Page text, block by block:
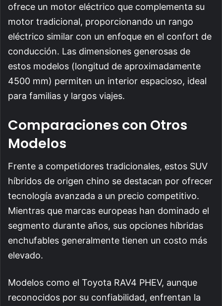
ofrece un motor eléctrico que complementa su
motor tradicional, proporcionando un rango
eléctrico similar con un enfoque en el confort de
conducción. Las dimensiones generosas de
estos modelos (longitud de aproximadamente
4500 mm) permiten un interior espacioso, ideal
para familias y largos viajes.
Comparaciones con Otros
Modelos
Frente a competidores tradicionales, estos SUV
híbridos de origen chino se destacan por ofrecer
tecnología avanzada a un precio competitivo.
Mientras que marcas europeas han dominado el
segmento durante años, sus opciones híbridas
enchufables generalmente tienen un costo más
elevado.
Modelos como el Toyota RAV4 PHEV, aunque
reconocidos por su confiabilidad, enfrentan la